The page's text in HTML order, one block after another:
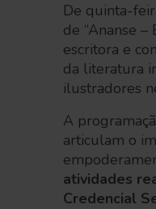
De quinta-
de “Ananse
escritora e
da literatura
ilustradores
A
articulam o
atividades
Credencial